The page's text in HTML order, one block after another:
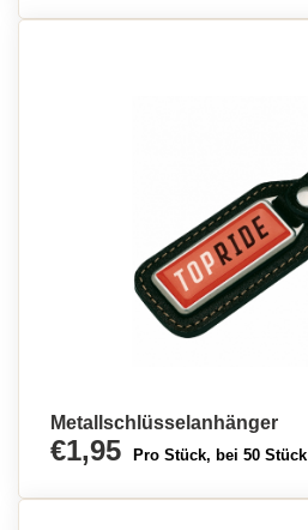
Metallschlüsselanhänger
€1,95 Pro Stück, bei 50 Stück